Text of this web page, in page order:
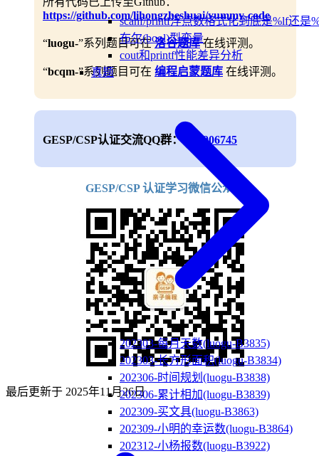
scanf/printf浮点数格式化到底是%lf还是
布尔(bool)型变量
cout和printf性能差异分析
真题
202303-每月天数(luogu-B3835)
202303-长方形面积(luogu-B3834)
202306-时间规划(luogu-B3838)
202306-累计相加(luogu-B3839)
202309-买文具(luogu-B3863)
202309-小明的幸运数(luogu-B3864)
202312-小杨报数(luogu-B3922)
https://github.com/lihongzheshuai/yummy-code
“luogu-”系列题目可在洛谷题库在线评测。
“bcqm-”系列题目可在 编程启蒙题库 在线评测。
GESP/CSP认证交流QQ群： 688906745
GESP/CSP 认证学习微信公众号
最后更新于 2025年11月26日